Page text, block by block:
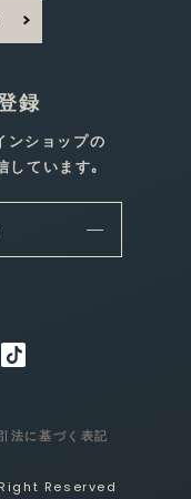
録
ンショップの
しています｡
法に基づく表記
Reserved